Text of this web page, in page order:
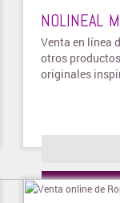
NOLINEAL
Venta en línea
otros
originales